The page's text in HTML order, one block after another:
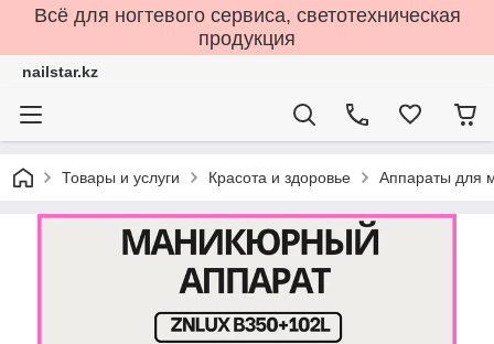
Всё для ногтевого сервиса, светотехническая
продукция
nailstar.kz
Товары и услуги Красота и здоровье Аппараты для